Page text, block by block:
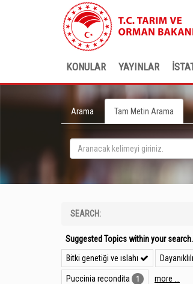
KONULAR YAYINLAR
Arama Tam Metin Arama
SEARCH:
Suggested Topics within your search.
Bitki genetiği ve ıslahı
Puccinia recondita 1 more ...